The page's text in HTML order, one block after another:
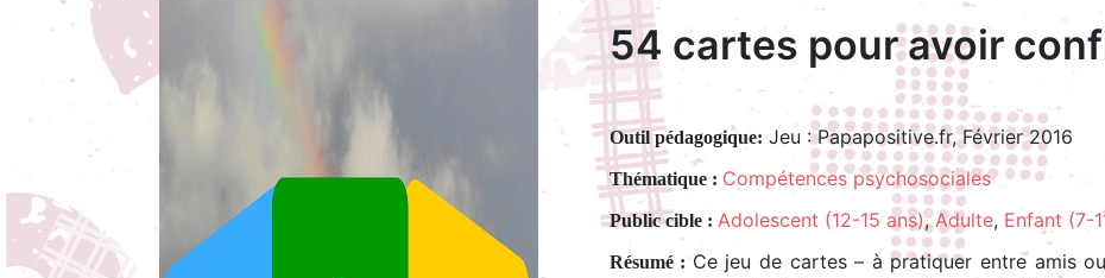
54 cartes pour avoir
Outil pédagogique: Jeu : Papapositive.fr, Février 2016
Thématique : Compétences psychosociales
Public cible : Adolescent (12-15 ans),Adulte, Enfant (7-
Résumé : Ce jeu de cartes – à pratiquer entre amis